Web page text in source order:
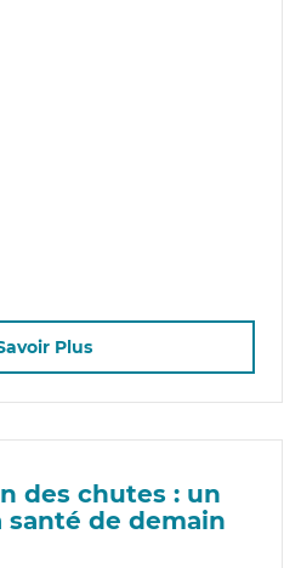
Plus
des chutes : un
santé de demain